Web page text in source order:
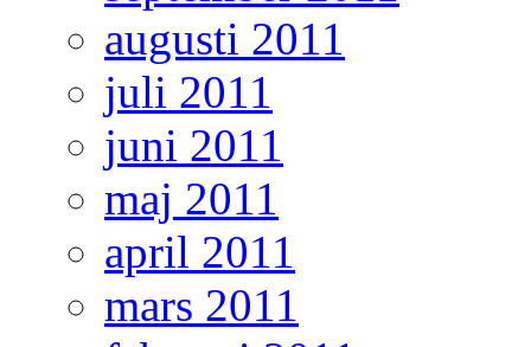
augusti 2011
juli 2011
juni 2011
maj 2011
april 2011
mars 2011